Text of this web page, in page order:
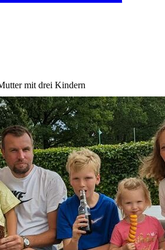
mit drei Kindern